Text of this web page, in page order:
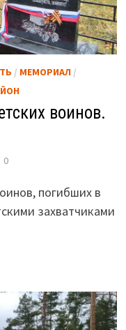
/ МЕМОРИАЛ/
воинов.
0
погибших в
захватчиками